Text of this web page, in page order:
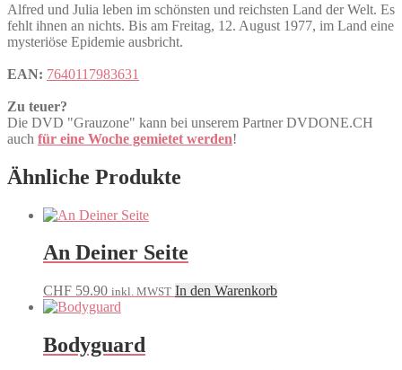
Alfred und Julia leben im schönsten und reichsten Land der Welt. Es
fehlt ihnen an nichts. Bis am Freitag, 12. August 1977, im Land eine
mysteriöse Epidemie ausbricht.
EAN: 7640117983631
Zu teuer?
Die DVD "Grauzone" kann bei unserem Partner DVDONE.CH
auch für eine Woche gemietet werden!
Ähnliche Produkte
An Deiner Seite
CHF 59.90 inkl. MWST In den Warenkorb
Bodyguard